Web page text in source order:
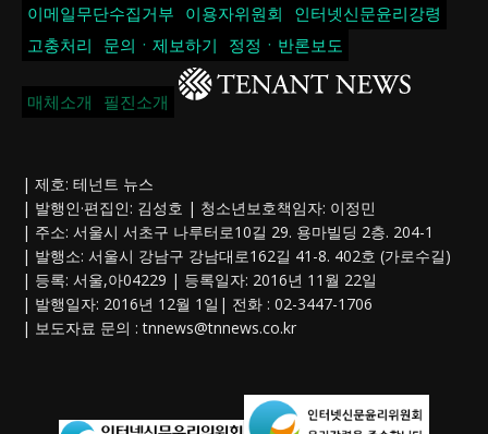
이메일무단수집거부
이용자위원회
인터넷신문윤리강령
고충처리
문의ㆍ제보하기 정정ㆍ반론보도
매체소개 필진소개
| 제호: 테넌트 뉴스
| 발행인·편집인: 김성호 | 청소년보호책임자: 이정민
| 주소: 서울시 서초구 나루터로10길 29. 용마빌딩 2층. 204-1
| 발행소: 서울시 강남구 강남대로162길 41-8. 402호 (가로수길)
| 등록: 서울,아04229 | 등록일자: 2016년 11월 22일
| 발행일자: 2016년 12월 1일| 전화 : 02-3447-1706
| 보도자료 문의 :tnnews@tnnews.co.kr